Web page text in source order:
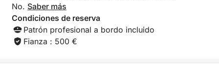
No. Saber más
Condiciones de reserva
Patrón profesional a bordo incluido
Fianza : 500 €